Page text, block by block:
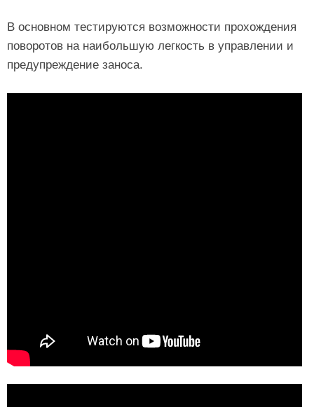
В основном тестируются возможности прохождения
поворотов на наибольшую легкость в управлении и
предупреждение заноса.